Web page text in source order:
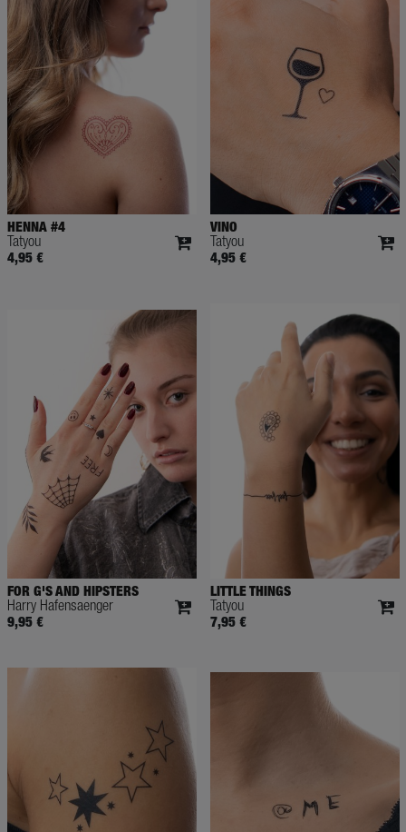
HENNA #4
Tatyou
4,95 €
VINO
Tatyou
4,95 €
FOR G'S AND HIPSTERS
Harry Hafensaenger
9,95 €
LITTLE THINGS
Tatyou
7,95 €